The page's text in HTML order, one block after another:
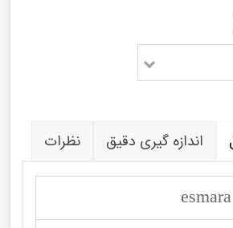
اندازه گیری دقیق نظرات
esmara